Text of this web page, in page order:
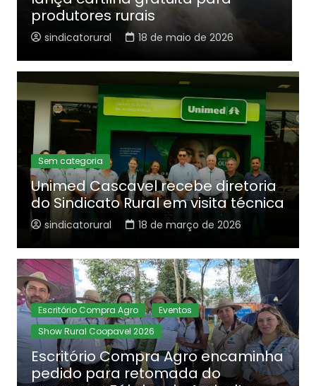
mobiliza lideranças em Curitiba
sindicatorural 13 de abril de 2026
Sem categoria
Unimed Cascavel recebe diretoria
do Sindicato Rural em visita técnica
sindicatorural 18 de março de 2026
Escritório Compra Agro
Eventos
Show Rural Coopavel 2026
Escritório Compra Agro encaminha
pedido para retomada do